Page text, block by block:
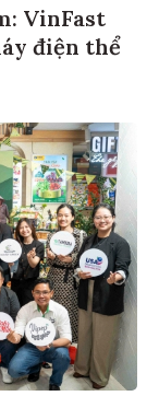
VinFast
điện thể